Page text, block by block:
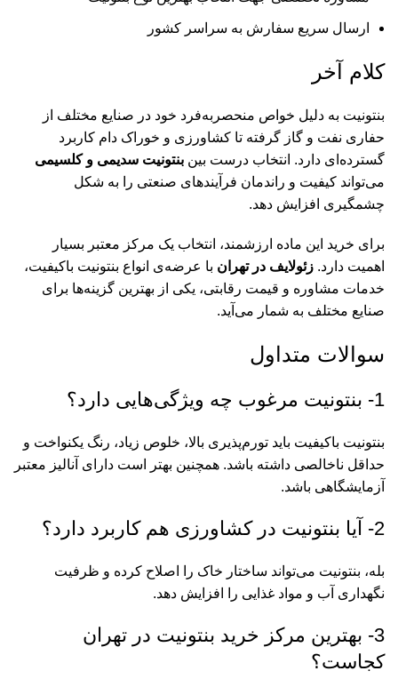
ارسال سریع سفارش به سراسر کشور
کلام آخر
بنتونیت به دلیل خواص منحصربه‌فرد خود در صنایع مختلف از
حفاری نفت و گاز گرفته تا کشاورزی و خوراک دام کاربرد
گسترده‌ای دارد. انتخاب درست بین بنتونیت سدیمی و کلسیمی
می‌تواند کیفیت و راندمان فرآیندهای صنعتی را به شکل
چشمگیری افزایش دهد.
برای خرید این ماده ارزشمند، انتخاب یک مرکز معتبر بسیار
اهمیت دارد. زئولایف در تهران با عرضه‌ی انواع بنتونیت باکیفیت،
خدمات مشاوره و قیمت رقابتی، یکی از بهترین گزینه‌ها برای
صنایع مختلف به شمار می‌آید.
سوالات متداول
1- بنتونیت مرغوب چه ویژگی‌هایی دارد؟
بنتونیت باکیفیت باید تورم‌پذیری بالا، خلوص زیاد، رنگ یکنواخت و
حداقل ناخالصی داشته باشد. همچنین بهتر است دارای آنالیز معتبر
آزمایشگاهی باشد.
2- آیا بنتونیت در کشاورزی هم کاربرد دارد؟
بله، بنتونیت می‌تواند ساختار خاک را اصلاح کرده و ظرفیت
نگهداری آب و مواد غذایی را افزایش دهد.
3- بهترین مرکز خرید بنتونیت در تهران
کجاست؟